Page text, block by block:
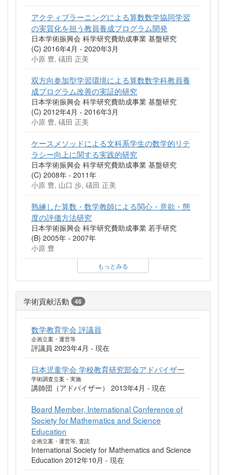
アクティブラーニングによる算数数学協同学習
の実質化を担う教員養成プログラム開発
日本学術振興会 科学研究費助成事業 基盤研究
(C) 2016年4月 - 2020年3月
小原 豊, 礒田 正美
双方向参加型学習環境による算数数学科教員養
成プログラム改善の実証的研究
日本学術振興会 科学研究費助成事業 基盤研究
(C) 2012年4月 - 2016年3月
小原 豊, 礒田 正美
ケースメソッドによる文科系学生の数学的リテ
ラシー向上に関する実践的研究
日本学術振興会 科学研究費助成事業 基盤研究
(C) 2008年 - 2011年
小原 豊, 山口 歩, 礒田 正美
熟練した算数・数学教師による関心・意欲・態
度の評価方法研究
日本学術振興会 科学研究費助成事業 若手研究
(B) 2005年 - 2007年
小原 豊
もっとみる
学術貢献活動 46
数学教育学会 評議員
企画立案・運営等
評議員 2023年4月 - 現在
日本児童学会 学校教育研究部会アドバイザー
学術調査立案・実施
講師団（アドバイザー） 2013年4月 - 現在
Board Member, International Conference of
Society for Mathematics and Science
Education
企画立案・運営等, 査読
International Society for Mathematics and Science
Education 2012年10月 - 現在